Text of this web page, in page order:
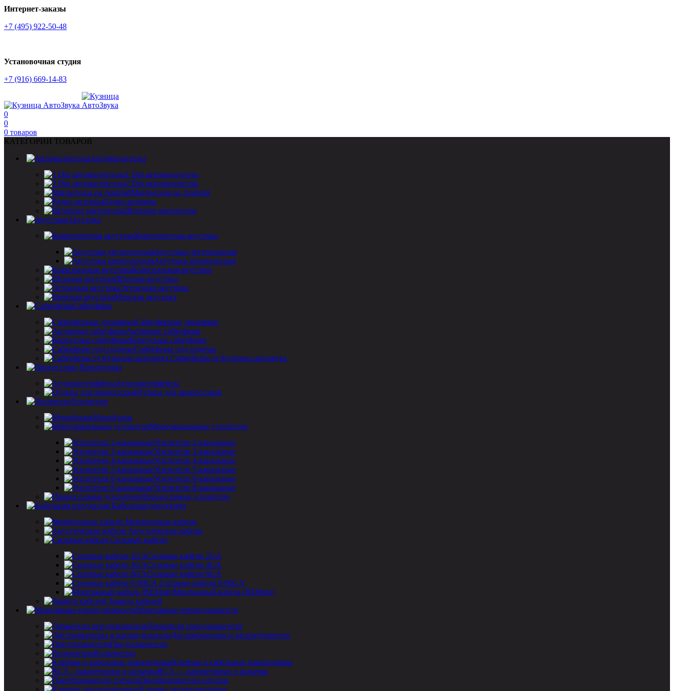
Интернет-заказы
+7 (495) 922-50-48
Установочная студия
+7 (916) 669-14-83
0
0
0 товаров
КАТЕГОРИИ ТОВАРОВ
Автомагнитолы
1 Din автомагнитолы
2 Din автомагнитолы
Магнитолы на Android
Радио антенны
Штатные магнитолы
Акустика
Компонентная акустика
Акустика двухполосная
Акустика трехполосная
Коаксиальная акустика
Штатная акустика
Эстрадная акустика
Морская акустика
Сабвуферы
Сабвуферные динамики
Активные сабвуферы
Корпусные сабвуферы
Сабвуферы под сиденье
Сабвуферы от Кузницы автозвука
Процессоры
Аудиоинтерфейсы
Пульты для процессоров
Усилители
Моноблоки
Многоканальные усилители
Усилители 2-канальные
Усилители 3-канальные
Усилители 4-канальные
Усилители 5-канальные
Усилители 6-канальные
Усилители 8-канальные
Процессорные усилители
Кабельная продукция
Межблочные кабели
Акустические кабели
Силовые кабели
Силовые кабели 2GA
Силовые кабели 4GA
Силовые кабели 8GA
Силовые кабели 0-00GA
Монтажный кабель (REMote)
Защита кабелей
Монтажные принадлежности
Держатели предохранителя
Дистрибьютеры и распределители
Предохранители
Вольтметры
Клеммы и кабельные наконечники
RCA — наконечники и разъемы
Преобразователи сигнала
Клеммы аккумуляторные